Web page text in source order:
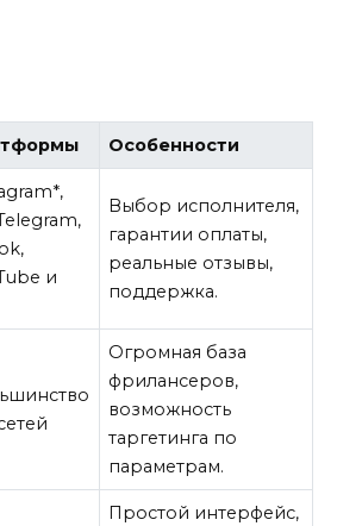
Особенности
и
Выбор исполнителя,
гарантии оплаты,
реальные отзывы,
поддержка.
Огромная база
фрилансеров,
возможность
таргетинга по
параметрам.
Простой интерфейс,